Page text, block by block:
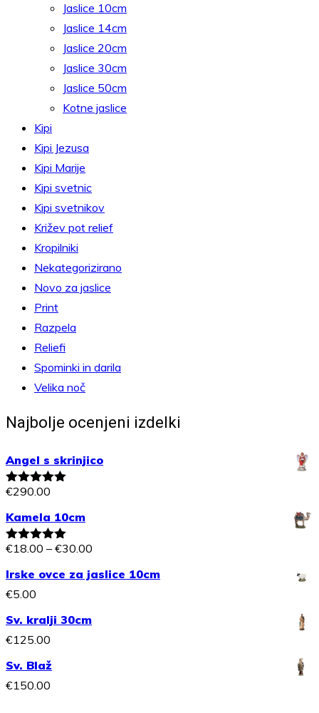
strani
izdelka
Jaslice 10cm
Jaslice 14cm
Jaslice 20cm
Jaslice 30cm
Jaslice 50cm
Kotne jaslice
Kipi
Kipi Jezusa
Kipi Marije
Kipi svetnic
Kipi svetnikov
Križev pot relief
Kropilniki
Nekategorizirano
Novo za jaslice
Print
Razpela
Reliefi
Spominki in darila
Velika noč
Najbolje ocenjeni izdelki
Angel s skrinjico
Ocenjeno
€290.00
Kamela 10cm
Ocenjeno
€18.00 – €30.00
razpon:
Irske ovce za jaslice 10cm
€5.00
Sv. kralji 30cm
€125.00
Sv. Blaž
€150.00